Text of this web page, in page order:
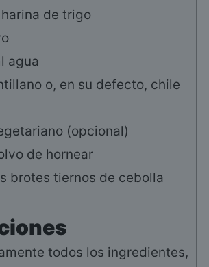
harina de trigo
agua
o, en su defecto, chile
(opcional)
de hornear
brotes tiernos de cebolla
todos los ingredientes,